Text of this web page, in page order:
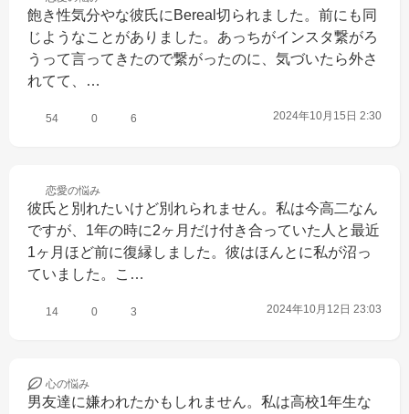
飽き性気分やな彼氏にBereal切られました。前にも同
じようなことがありました。あっちがインスタ繋がろ
うって言ってきたので繋がったのに、気づいたら外さ
れてて、…
54 0 6 2024年10月15日 2:30
恋愛の悩み
彼氏と別れたいけど別れられません。私は今高二なん
ですが、1年の時に2ヶ月だけ付き合っていた人と最近
1ヶ月ほど前に復縁しました。彼はほんとに私が沼っ
ていました。こ…
14 0 3 2024年10月12日 23:03
心の悩み
男友達に嫌われたかもしれません。私は高校1年生な